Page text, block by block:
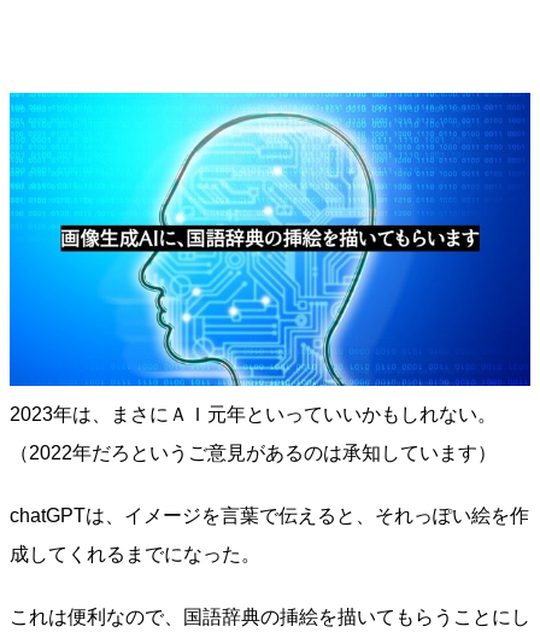
2023年は、まさにＡＩ元年といっていいかもしれない。
（2022年だろというご意見があるのは承知しています）
chatGPTは、イメージを言葉で伝えると、それっぽい絵を作
成してくれるまでになった。
これは便利なので、国語辞典の挿絵を描いてもらうことにし